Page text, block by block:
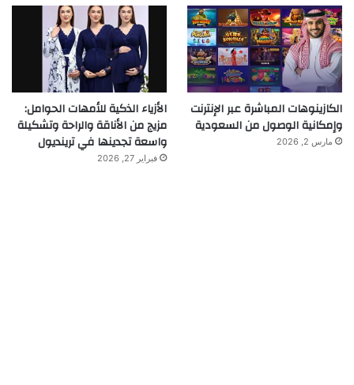
الكازينوهات المباشرة عبر الإنترنت
وإمكانية الوصول من السعودية
مارس 2, 2026
الأزياء الذكية للأمهات الحوامل:
مزيج من الأناقة والراحة وتشكيلة
واسعة تجدينها في ترينديول
فبراير 27, 2026